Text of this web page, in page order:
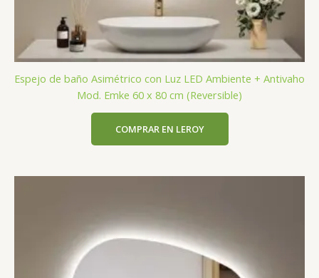
Espejo de baño Asimétrico con Luz LED Ambiente + Antivaho
Mod. Emke 60 x 80 cm (Reversible)
COMPRAR EN LEROY